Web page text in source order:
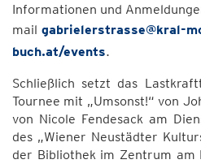
Informationen und
mail gabrielerstrasse@kral-
buch.at/events.
Schließlich setzt das
Tournee mit „Umsonst!“ von
von Nicole Fendesack am
des „Wiener Neustädter
der Bibliothek im Zentrum am